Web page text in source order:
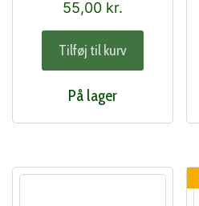
55,00 kr.
Tilføj til kurv
På lager